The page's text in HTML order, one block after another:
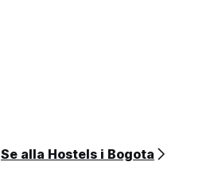
Se alla Hostels i Bogota